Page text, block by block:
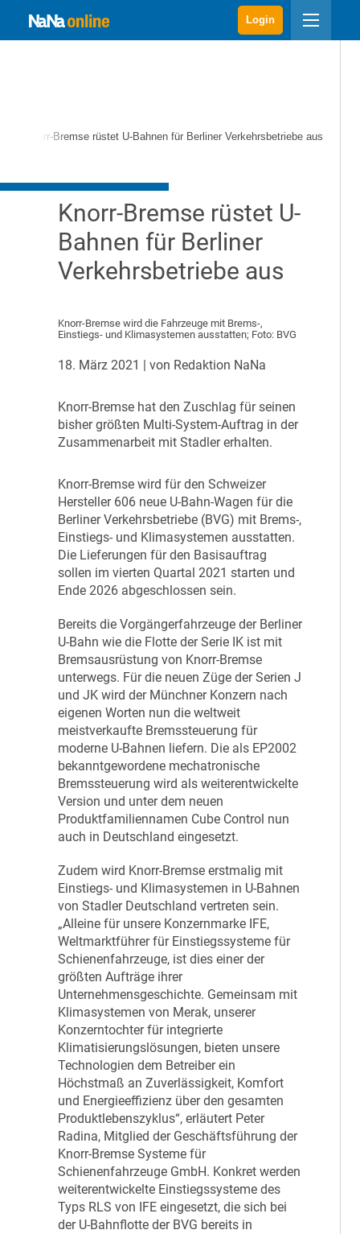
Login
Knorr-Bremse rüstet U-Bahnen für Berliner Verkehrsbetriebe aus
Knorr-Bremse rüstet U-
Bahnen für Berliner
Verkehrsbetriebe aus
Knorr-Bremse wird die Fahrzeuge mit Brems-,
Einstiegs- und Klimasystemen ausstatten; Foto: BVG
18. März 2021 | von Redaktion NaNa
Knorr-Bremse hat den Zuschlag für seinen
bisher größten Multi-System-Auftrag in der
Zusammenarbeit mit Stadler erhalten.
Knorr-Bremse wird für den Schweizer
Hersteller 606 neue U-Bahn-Wagen für die
Berliner Verkehrsbetriebe (BVG) mit Brems-,
Einstiegs- und Klimasystemen ausstatten.
Die Lieferungen für den Basisauftrag
sollen im vierten Quartal 2021 starten und
Ende 2026 abgeschlossen sein.
Bereits die Vorgängerfahrzeuge der Berliner
U-Bahn wie die Flotte der Serie IK ist mit
Bremsausrüstung von Knorr-Bremse
unterwegs. Für die neuen Züge der Serien J
und JK wird der Münchner Konzern nach
eigenen Worten nun die weltweit
meistverkaufte Bremssteuerung für
moderne U-Bahnen liefern. Die als EP2002
bekanntgewordene mechatronische
Bremssteuerung wird als weiterentwickelte
Version und unter dem neuen
Produktfamiliennamen Cube Control nun
auch in Deutschland eingesetzt.
Zudem wird Knorr-Bremse erstmalig mit
Einstiegs- und Klimasystemen in U-Bahnen
von Stadler Deutschland vertreten sein.
„Alleine für unsere Konzernmarke IFE,
Weltmarktführer für Einstiegssysteme für
Schienenfahrzeuge, ist dies einer der
größten Aufträge ihrer
Unternehmensgeschichte. Gemeinsam mit
Klimasystemen von Merak, unserer
Konzerntochter für integrierte
Klimatisierungslösungen, bieten unsere
Technologien dem Betreiber ein
Höchstmaß an Zuverlässigkeit, Komfort
und Energieeffizienz über den gesamten
Produktlebenszyklus“, erläutert Peter
Radina, Mitglied der Geschäftsführung der
Knorr-Bremse Systeme für
Schienenfahrzeuge GmbH. Konkret werden
weiterentwickelte Einstiegssysteme des
Typs RLS von IFE eingesetzt, die sich bei
der U-Bahnflotte der BVG bereits in